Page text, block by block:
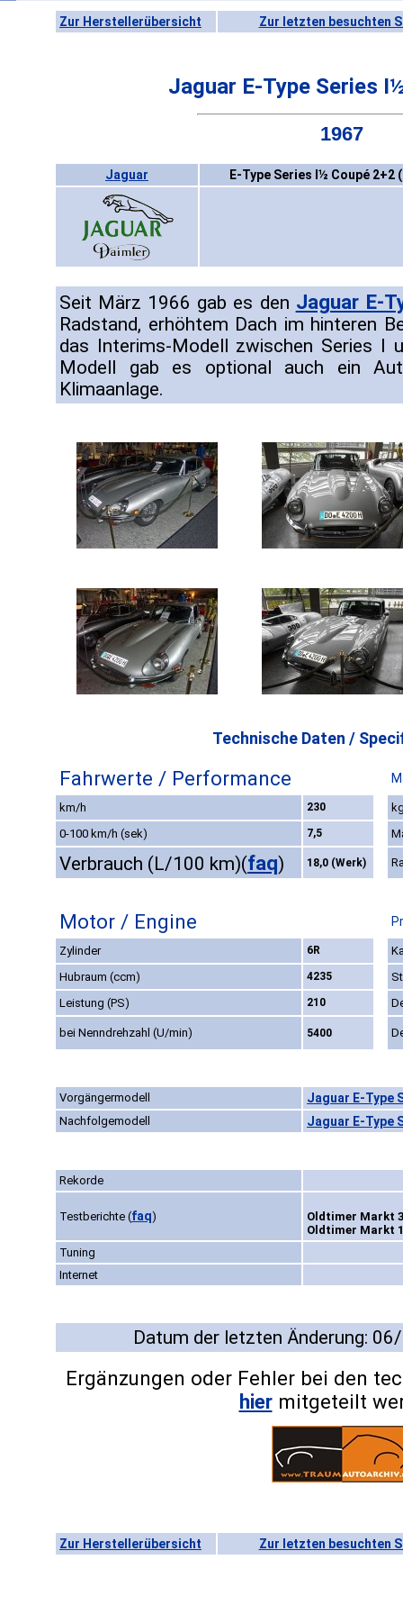
Zur Herstellerübersicht Zur letzten besuchten
Jaguar E-Type Series
1967
Jaguar E-Type Series I½ Coupé 2+2
Seit März 1966 gab es den Jaguar E-
Radstand, erhöhtem Dach im hinteren
das Interims-Modell zwischen Series I
Modell gab es optional auch ein
Klimaanlage.
Technische Daten /
Fahrwerte / Performance
km/h 230
0-100 km/h (sek)
7,5
Verbrauch (L/100 km)(faq) 18,0 (Werk)
Motor / Engine
Zylinder 6R
Hubraum (ccm)
4235
Leistung (PS)
210
bei Nenndrehzahl (U/min) 5400
Vorgängermodell Jaguar E-Type
Nachfolgemodell Jaguar E-Type
Rekorde
Testberichte (faq)
Oldtimer Markt
Oldtimer Markt
Tuning
Internet
Datum der letzten Änderung:
Ergänzungen oder Fehler bei den
hiermitgeteilt
Zur Herstellerübersicht Zur letzten besuchten